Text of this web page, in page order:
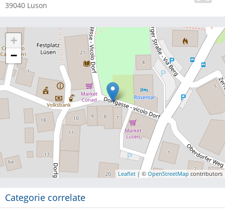
39040 Luson
+
−
Leaflet | © OpenStreetMap contributors
Categorie correlate